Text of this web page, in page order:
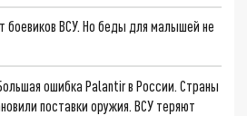
боевиков ВСУ. Но беды для малышей не
ошибка Palantir в России. Страны
поставки оружия. ВСУ теряют